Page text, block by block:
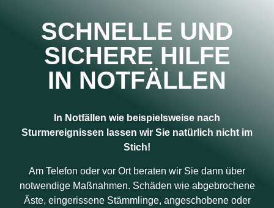
SCHNELLE UND
SICHERE HILFE
IN NOTFÄLLEN
In Notfällen wie beispielsweise nach
Sturmereignissen lassen wir Sie natürlich nicht im
Stich!
Am Telefon oder vor Ort beraten wir Sie dann über
notwendige Maßnahmen. Schäden wie abgebrochene
Äste, eingerissene Stämmlinge, angeschobene oder